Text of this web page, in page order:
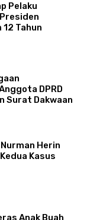
Pelaku
Tahun
DPRD
Surat Dakwaan
Herin
Kasus
Anak Buah